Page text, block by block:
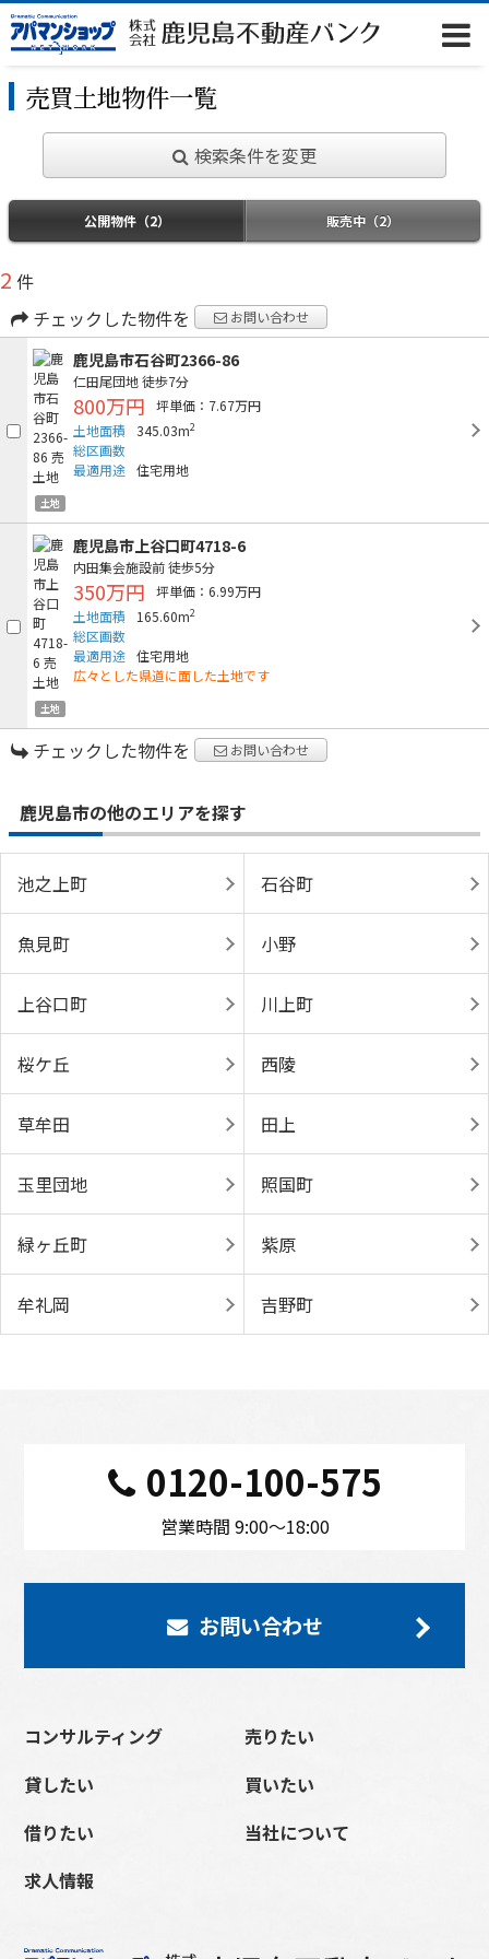
売買土地物件一覧
検索条件を変更
公開物件（2） 販売中（2）
2 件
チェックした物件を
お問い合わせ
土地
鹿児島市石谷町2366-86
仁田尾団地徒歩7分
800万円
坪単価：7.67万円
土地面積
345.03m2
総区画数
最適用途 住宅用地
土地
鹿児島市上谷口町4718-6
内田集会施設前徒歩5分
350万円
坪単価：6.99万円
土地面積
165.60m2
総区画数
最適用途 住宅用地
広々とした県道に面した土地です
チェックした物件を お問い合わせ
鹿児島市の他のエリアを探す
池之上町 石谷町
魚見町 小野
上谷口町 川上町
桜ケ丘 西陵
草牟田 田上
玉里団地 照国町
緑ヶ丘町 紫原
牟礼岡 吉野町
0120-100-575
営業時間 9:00〜18:00
お問い合わせ
コンサルティング
売りたい
貸したい
買いたい
借りたい
当社について
求人情報